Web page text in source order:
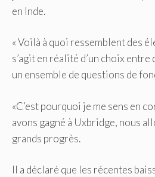
en Inde.
« Voilà à quoi ressemblent des
s’agit en réalité d’un choix
un ensemble de questions de
«C’est pourquoi je me sens en
avons gagné à Uxbridge, nous
grands progrès.
Il a déclaré que les récentes